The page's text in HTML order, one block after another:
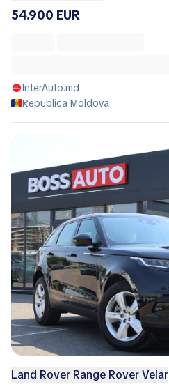
54.900 EUR
InterAuto.md
Republica Moldova
Land Rover Range Rover Velar